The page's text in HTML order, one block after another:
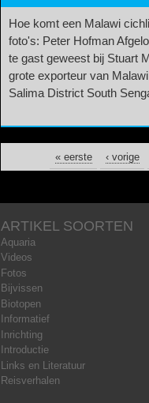
Hoe komt een Malawi
foto's: Peter Hofman
te gast geweest bij Stuart
grote exporteur van
Salima District South
PAGINA'S
« eerste ‹ vorige
ARTIKEL SOORTEN
Aquaria
Videos
Fotos
Bijvissen
Biotopen
Informatief
Inrichting
Introductie
Links en Literatuur
Reisverhalen